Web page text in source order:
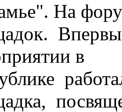
На
в